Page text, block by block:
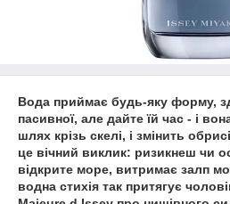
Вода приймає будь-яку форму,
пасивної, але дайте їй час - і
шлях крізь скелі, і змінить
це вічний виклик: ризикнеш чи
відкрите море, витримає залп
водна стихія так притягує